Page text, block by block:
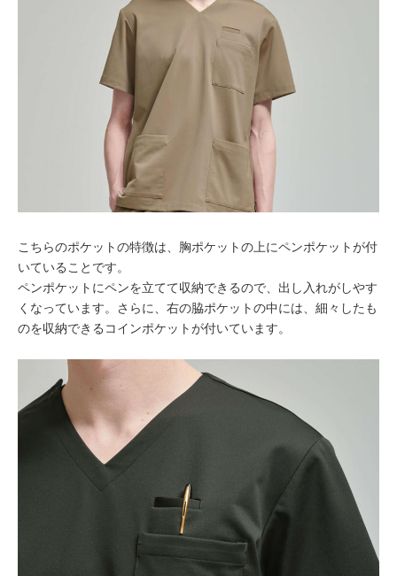
こちらのポケットの特徴は、胸ポケットの上にペンポケットが付
いていることです。
ペンポケットにペンを立てて収納できるので、出し入れがしやす
くなっています。さらに、右の脇ポケットの中には、細々したも
のを収納できるコインポケットが付いています。